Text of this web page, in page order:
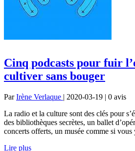
Cinq podcasts pour fuir
cultiver sans bouger
ParIrène Verlaque | 2020-03-19 | 0 avis
La radio et la culture sont des clés pour
des bibliothèques secrètes, un ballet
concerts offerts, un musée comme si vous
Lire plus